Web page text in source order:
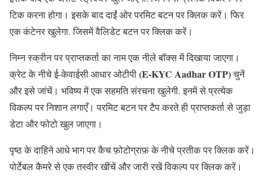
टिक करना होगा। इसके बाद दाईं ओर परमिट बटन पर क्लिक करें। फिर
एक कंटेनर खुलेगा. जिसमें वैलिडेट बटन पर क्लिक करें।
निम्न स्क्रीन पर प्राप्तकर्ता का नाम एक नीले बॉक्स में दिखाया जाएगा।
क्रेट के नीचे ई-केवाईसी आधार ओटीपी(E-KYC Aadhar OTP)चुनें
और इसे जांचें। भविष्य में एक सहमति संरचना खुलेगी. इनमें से प्रत्येक
विकल्प पर निशान लगाएँ। परमिट बटन पर टैप करते ही प्राप्तकर्ता से जुड़ा
डेटा और फोटो खुल जाएगा।
पृष्ठ के दाहिने आधे भाग पर कैच फ़ोटोग्राफ़ के नीचे प्रतीक पर क्लिक करें।
पोर्टेबल कैमरे से एक तस्वीर खींचें और जारी रखें विकल्प पर क्लिक करें।